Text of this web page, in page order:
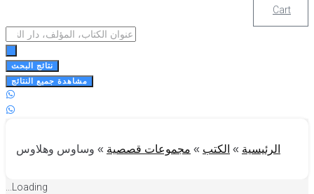
Cart
Search
نتائج البحث
مشاهدة جميع النتائج
الرئيسية»الكتب»مجموعات قصصية»وساوس وهلاوس
Loading...